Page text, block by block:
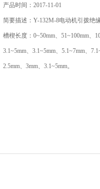
产品时间：2017-11-01
简要描述：Y-132M-8电动机引拨绝
槽楔长度：0~50mm、51~100mm、
3.1~5mm、3.1~5mm、5.1~7mm、
2.5mm、3mm、3.1~5mm。